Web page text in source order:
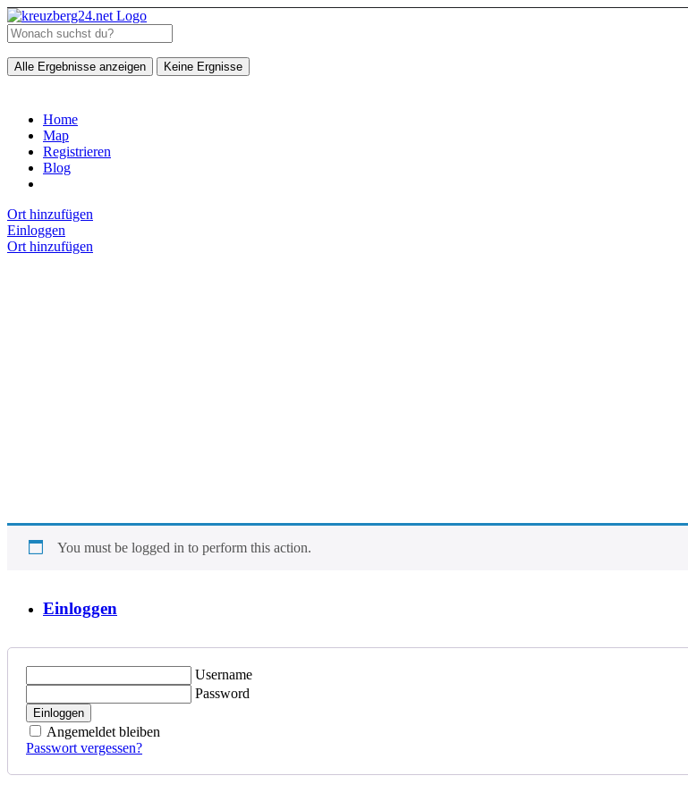
Alle Ergebnisse anzeigen Keine Ergnisse
Home
Map
Registrieren
Blog
Ort hinzufügen
Einloggen
Ort hinzufügen
You must be logged in to perform this action.
Einloggen
Username
Password
Einloggen
Angemeldet bleiben
Passwort vergessen?